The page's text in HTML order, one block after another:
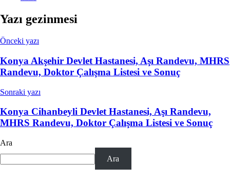
Yazı gezinmesi
Önceki yazı
Konya Akşehir Devlet Hastanesi, Aşı Randevu, MHRS
Randevu, Doktor Çalışma Listesi ve Sonuç
Sonraki yazı
Konya Cihanbeyli Devlet Hastanesi, Aşı Randevu,
MHRS Randevu, Doktor Çalışma Listesi ve Sonuç
Ara
Ara